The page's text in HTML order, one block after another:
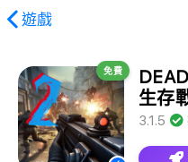
遊戲
請求的內容。
免費
生存
3.1.5